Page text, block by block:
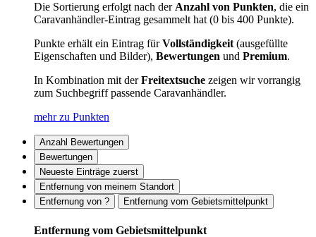
Die Sortierung erfolgt nach der Anzahl von Punkten, die ein
Caravanhändler-Eintrag gesammelt hat (0 bis 400 Punkte).
Punkte erhält ein Eintrag fürVollständigkeit (ausgefüllte
Eigenschaften und Bilder), Bewertungen und Premium.
In Kombination mit derFreitextsuche zeigen wir vorrangig
zum Suchbegriff passende Caravanhändler.
mehr zu Punkten
Anzahl Bewertungen
Bewertungen
Neueste Einträge zuerst
Entfernung von meinem Standort
Entfernung von ?
Entfernung vom Gebietsmittelpunkt
Entfernung vom Gebietsmittelpunkt